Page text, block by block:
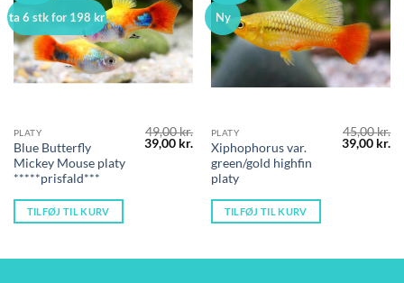
ta 6 stk for 198 kr
PLATY
Blue Butterfly
Mickey Mouse platy
*****prisfald***
49,00kr.
Den
oprindelige
39,00 kr. Den
aktuelle
pris
39,00 kr..
TILFØJ TIL KURV
Ny
PLATY
Xiphophorus var.
green/gold highfin
platy
45,00kr.
Den
39,00 kr.
TILFØJ TIL KURV